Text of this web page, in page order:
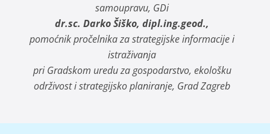
samoupravu, GDi
dr.sc. Darko Šiško, dipl.ing.geod.,
pomoćnik pročelnika za strategijske informacije i
istraživanja
pri Gradskom uredu za gospodarstvo, ekološku
održivost i strategijsko planiranje, Grad Zagreb